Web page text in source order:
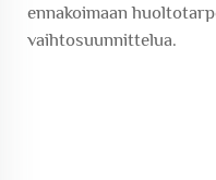
ennakoimaan
vaihtosuunnittelua.